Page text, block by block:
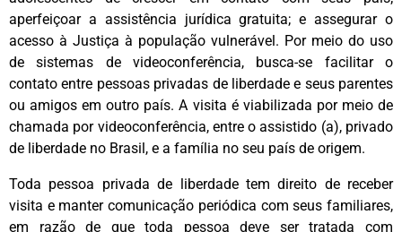
aperfeiçoar a assistência jurídica gratuita; e assegurar o
acesso à Justiça à população vulnerável. Por meio do uso
de sistemas de videoconferência, busca-se facilitar o
contato entre pessoas privadas de liberdade e seus parentes
ou amigos em outro país. A visita é viabilizada por meio de
chamada por videoconferência, entre o assistido (a), privado
de liberdade no Brasil, e a família no seu país de origem.
Toda pessoa privada de liberdade tem direito de receber
visita e manter comunicação periódica com seus familiares,
em razão de que toda pessoa deve ser tratada com